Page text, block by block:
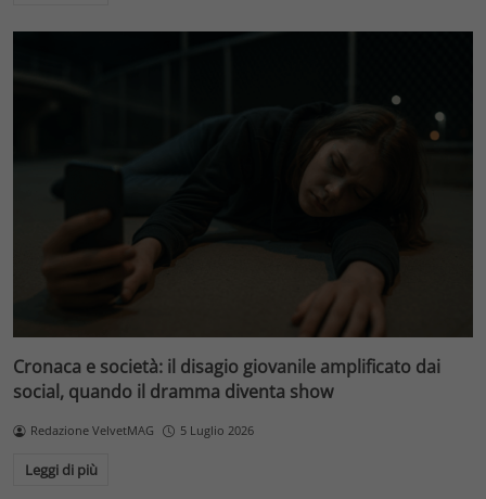
Cronaca e società: il disagio giovanile amplificato dai
social, quando il dramma diventa show
Redazione VelvetMAG 5 Luglio 2026
Leggi di più